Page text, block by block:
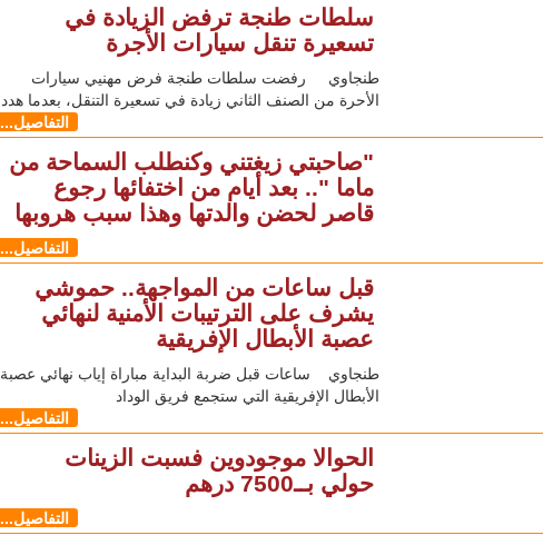
سلطات طنجة ترفض الزيادة في
تسعيرة تنقل سيارات الأجرة
طنجاوي رفضت سلطات طنجة فرض مهنيي سيارات
الأحرة من الصنف الثاني زيادة في تسعيرة التنقل، بعدما هدد
التفاصيل...
"صاحبتي زيغتني وكنطلب السماحة من
ماما ".. بعد أيام من اختفائها رجوع
قاصر لحضن والدتها وهذا سبب هروبها
التفاصيل...
قبل ساعات من المواجهة.. حموشي
يشرف على الترتيبات الأمنية لنهائي
عصبة الأبطال الإفريقية
طنجاوي ساعات قبل ضربة البداية مباراة إياب نهائي عصبة
الأبطال الإفريقية التي ستجمع فريق الوداد
التفاصيل...
الحوالا موجودوين فسبت الزينات
حولي بــ7500 درهم
التفاصيل...